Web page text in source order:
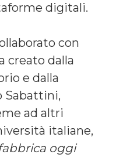
digitali.
con
creato dalla
e dalla
Sabattini,
ad altri
italiane,
oggi